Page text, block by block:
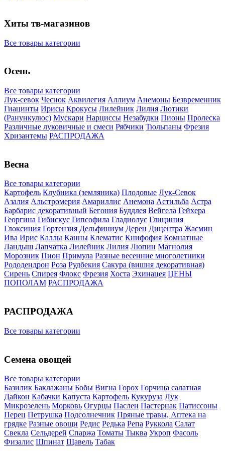
Хиты тв-магазинов
Все товары категории
Осень
Все товары категории
Лук-севок Чеснок Аквилегия Аллиум Анемоны Безвременник
Гиацинты Ирисы Крокусы Лилейник Лилия Лютики
(Ранункулюс) Мускари Нарцисcы Незабудки Пионы Пролеска
Различные луковичные и смеси Рябчики Тюльпаны Фрезия
Хризантемы РАСПРОДАЖА
Весна
Все товары категории
Картофель Клубника (земляника) Плодовые Лук-Севок
Азалия Альстромерия Амариллис Анемона Астильба Астра
Барбарис декоративный Бегония Буддлея Вейгела Гейхера
Георгина Гибискус Гипсофила Гладиолус Глициния
Глоксиния Гортензия Дельфиниум Дерен Дицентра Жасмин
Ива Ирис Каллы Канны Клематис Книфофия Комнатные
Ландыш Лапчатка Лилейник Лилия Люпин Магнолия
Морозник Пион Примула Разные весенние многолетники
Рододендрон Роза Рудбекия Сакура (вишня декоративная)
Сирень Спирея Флокс Фрезия Хоста Эхинацея ЦЕНЫ
ПОПОЛАМ РАСПРОДАЖА
РАСПРОДАЖА
Все товары категории
Семена овощей
Все товары категории
Базилик Баклажаны Бобы Вигна Горох Горчица салатная
Дайкон Кабачки Капуста Картофель Кукуруза Лук
Микрозелень Морковь Огурцы Паслен Пастернак Патиссоны
Перец Петрушка Подсолнечник Пряные травы, Аптека на
грядке Разные овощи Редис Редька Репа Руккола Салат
Свекла Сельдерей Спаржа Томаты Тыква Укроп Фасоль
Физалис Шпинат Щавель Табак